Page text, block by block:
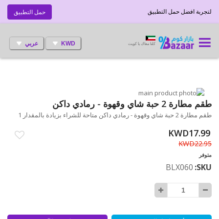
حمل التطبيق لتجربة افضل حمل التطبيق
KWD عربي كلنا معاك يا كويت
انتقل
إلى
النهاية
معرض
الصور
تخطي
إلى
بداية
معرض
الصور
طقم مطارة 2 حبة شاي وقهوة - رمادي داكن
طقم مطارة 2 حبة شاي وقهوة - رمادي داكن متاحة للشراء بزيادة بالمقدار 1
KWD17.99
KWD22.95
متوفر
SKU
BLX060